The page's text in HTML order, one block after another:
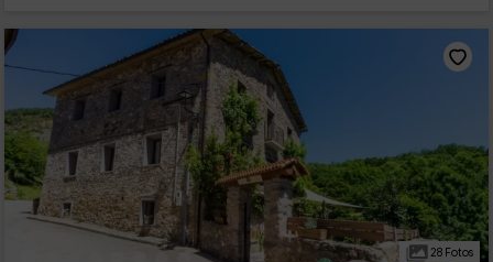
28 Fotos